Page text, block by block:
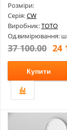
Розміри:
Серія:CW
Виробник:TOTO
Од.вимірювання:
37 100.00 24
Купити